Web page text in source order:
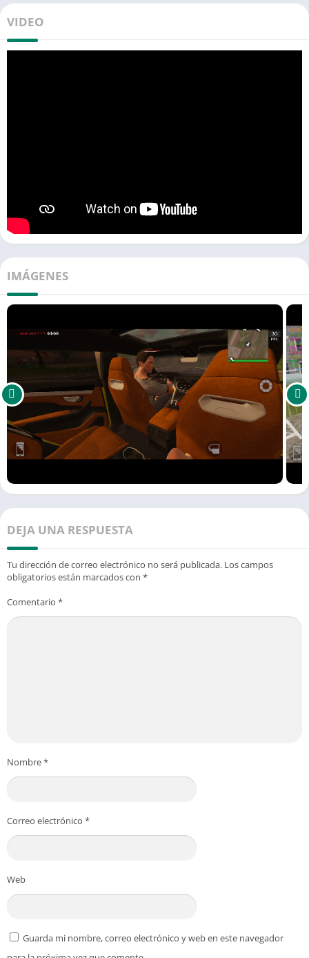
VIDEO
IMÁGENES
DEJA UNA RESPUESTA
Tu dirección de correo electrónico no será publicada. Los campos
obligatorios están marcados con *
Comentario *
Nombre*
Correo electrónico *
Web
Guarda mi nombre, correo electrónico y web en este navegador